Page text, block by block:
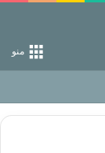
منو
خداست‌!